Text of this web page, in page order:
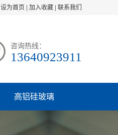
设为首页 加入收藏 联系我们
咨询热线：
13640923911
高铝硅玻璃